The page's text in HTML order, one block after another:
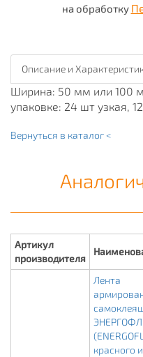
на обработку
Описание и
Ширина: 50 мм или 100
упаковке: 24 шт узкая,
Вернуться в каталог <
Артикул
производителя
Лента
красного и